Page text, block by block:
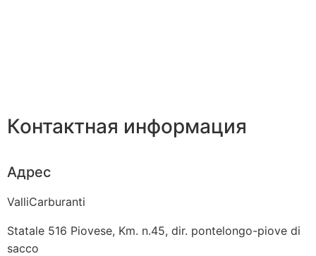
Контактная информация
Адрес
ValliCarburanti
Statale 516 Piovese, Km. n.45, dir. pontelongo-piove di
sacco